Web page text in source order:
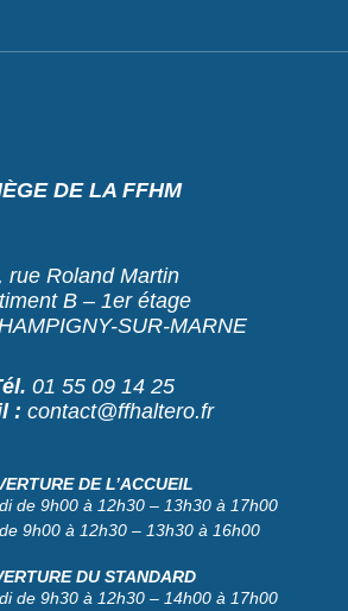
DE LA FFHM
rue Roland Martin
B – 1er étage
SUR-MARNE
01 55 09 14 25
: contact@ffhaltero.fr
DE L’ACCUEIL
de 9h00 à 12h30 – 13h30 à 17h00
9h00 à 12h30 – 13h30 à 16h00
DU STANDARD
de 9h30 à 12h30 – 14h00 à 17h00